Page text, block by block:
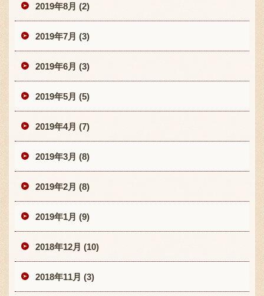
2019年8月 (2)
2019年7月 (3)
2019年6月 (3)
2019年5月 (5)
2019年4月 (7)
2019年3月 (8)
2019年2月 (8)
2019年1月 (9)
2018年12月 (10)
2018年11月 (3)